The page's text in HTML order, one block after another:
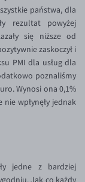
państwa, dla
rezultat powyżej
się niższe od
zaskoczył i
PMI dla usług dla
poznaliśmy
Wynosi ona 0,1%
wpłynęły jednak
jedne z bardziej
Jak co każdy